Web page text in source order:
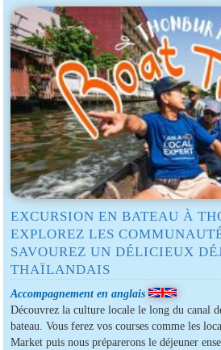
EXCURSION EN BATEAU À
EXPLOREZ LES
SAVOUREZ UN DÉLICIEUX
THAÏLANDAIS
Accompagnement en anglais
Découvrez la culture locale le long du canal
bateau. Vous ferez vos courses comme les
Market puis nous préparerons le déjeuner